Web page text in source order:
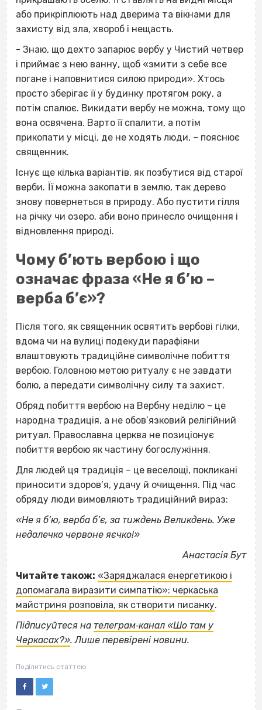
або прикріплюють над дверима та вікнами для
захисту від зла, хвороб і нещасть.
- Знаю, що дехто запарює вербу у Чистий четвер
і приймає з нею ванну, щоб «змити з себе все
погане і наповнитися силою природи». Хтось
просто зберігає її у будинку протягом року, а
потім спалює. Викидати вербу не можна, тому що
вона освячена. Варто її спалити, а потім
прикопати у місці, де не ходять люди, – пояснює
священник.
Існує ще кілька варіантів, як позбутися від старої
верби. Її можна закопати в землю, так дерево
знову повернеться в природу. Або пустити гілля
на річку чи озеро, аби воно принесло очищення і
відновлення природі.
Чому б’ють вербою і що
означає фраза «Не я б’ю –
верба б’є»?
Після того, як священник освятить вербові гілки,
вдома чи на вулиці подекуди парафіяни
влаштовують традиційне символічне побиття
вербою. Головною метою ритуалу є не завдати
болю, а передати символічну силу та захист.
Обряд побиття вербою на Вербну неділю – це
народна традиція, а не обов’язковий релігійний
ритуал. Православна церква не позиціонує
побиття вербою як частину богослужіння.
Для людей ця традиція – це веселощі, покликані
приносити здоров’я, удачу й очищення. Під час
обряду люди вимовляють традиційний вираз:
«Не я б’ю, верба б’є, за тиждень Великдень. Уже
недалечко червоне яєчко!»
Анастасія Бут
Читайте також: «Заряджалася енергетикою і
допомагала виразити симпатію»: черкаська
майстриня розповіла, як створити писанку.
Підписуйтеся на телеграм‐канал «Шо там у
Черкасах?». Лише перевірені новини.
Поділитись статтею